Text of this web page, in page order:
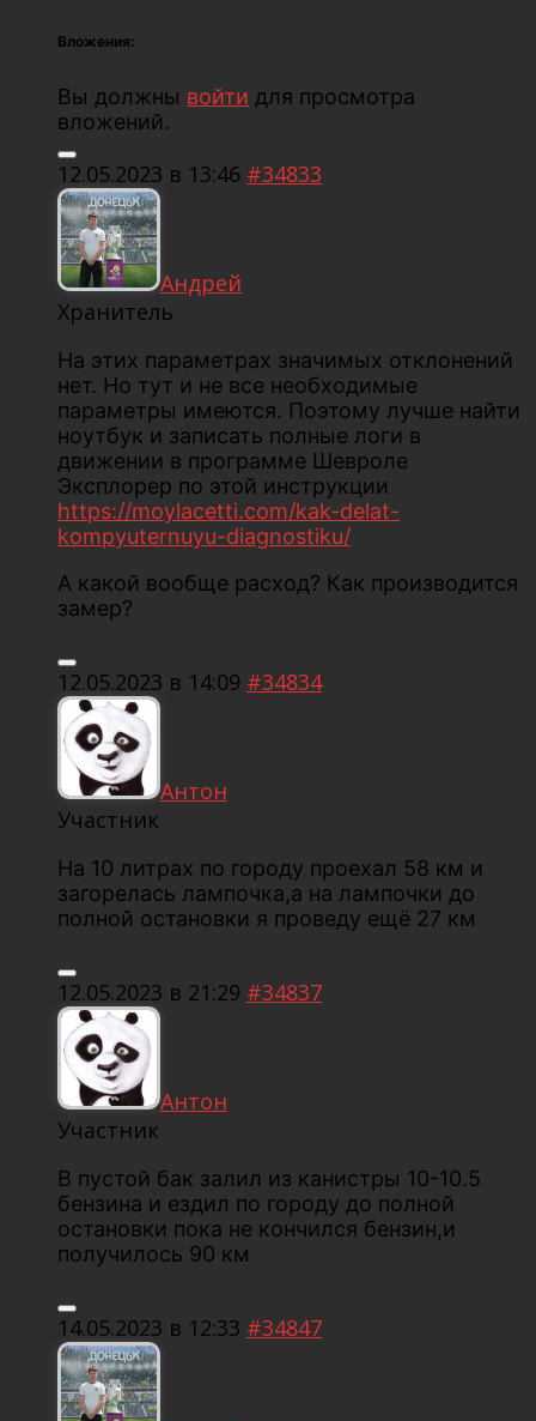
Вложения:
Вы должны войти для просмотра
вложений.
12.05.2023 в 13:46 #34833
Андрей
Хранитель
На этих параметрах значимых отклонений
нет. Но тут и не все необходимые
параметры имеются. Поэтому лучше найти
ноутбук и записать полные логи в
движении в программе Шевроле
Эксплорер по этой инструкции
https://moylacetti.com/kak-delat-
kompyuternuyu-diagnostiku/
А какой вообще расход? Как производится
замер?
12.05.2023 в 14:09 #34834
Антон
Участник
На 10 литрах по городу проехал 58 км и
загорелась лампочка,а на лампочки до
полной остановки я проведу ещё 27 км
12.05.2023 в 21:29 #34837
Антон
Участник
В пустой бак залил из канистры 10-10.5
бензина и ездил по городу до полной
остановки пока не кончился бензин,и
получилось 90 км
14.05.2023 в 12:33 #34847